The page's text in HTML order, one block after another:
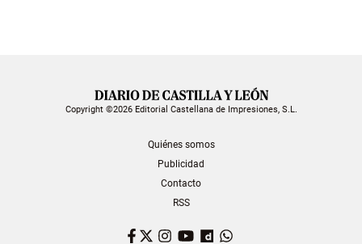
Copyright ©2026 Editorial Castellana de Impresiones, S.L.
Quiénes somos
Publicidad
Contacto
RSS
Facebook
TwitterInstagram
YouTubeDailymotion